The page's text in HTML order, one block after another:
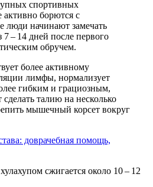
спортивных
активно борются с
начинают замечать
7 – 14 дней после первого
обручем.
более активному
лимфы, нормализует
гибким и грациозным,
талию на несколько
мышечный корсет вокруг
доврачебная помощь,
сжигается около 10 – 12